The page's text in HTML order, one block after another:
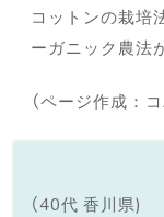
コットンの栽培
ーガニック農法
（ページ作成：
（40代 香川県)